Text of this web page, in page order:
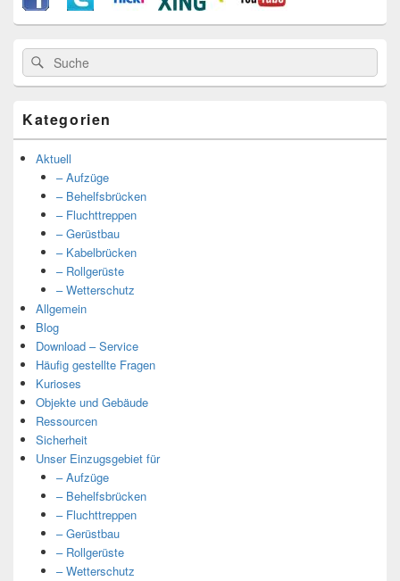
Suche
nach:
Suche
Kategorien
Aktuell
– Aufzüge
– Behelfsbrücken
– Fluchttreppen
– Gerüstbau
– Kabelbrücken
– Rollgerüste
– Wetterschutz
Allgemein
Blog
Download – Service
Häufig gestellte Fragen
Kurioses
Objekte und Gebäude
Ressourcen
Sicherheit
Unser Einzugsgebiet für
– Aufzüge
– Behelfsbrücken
– Fluchttreppen
– Gerüstbau
– Rollgerüste
– Wetterschutz